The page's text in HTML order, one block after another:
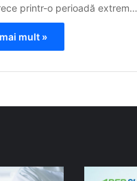
printr-o perioadă extrem…
mult »